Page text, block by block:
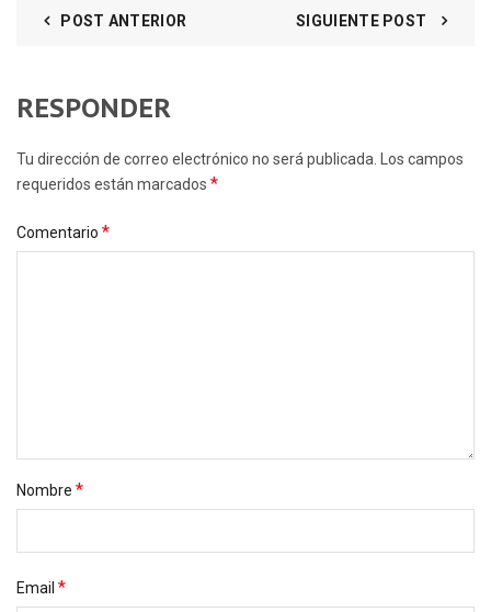
POST ANTERIOR SIGUIENTE POST
RESPONDER
Tu dirección de correo electrónico no será publicada. Los campos
requeridos están marcados *
Comentario *
Nombre *
Email *